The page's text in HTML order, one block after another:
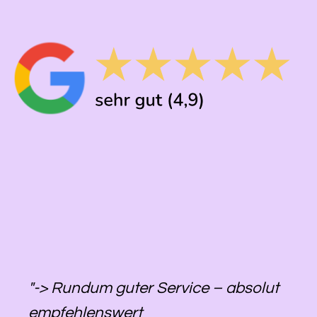
"-> Rundum guter Service – absolut
empfehlenswert